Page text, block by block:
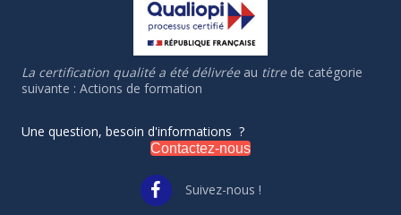
La certification qualité a été délivréeau titrede catégorie
suivante : Actions de formation
Une question, besoin d'informations ?
Contactez-nous
Suivez-nous !